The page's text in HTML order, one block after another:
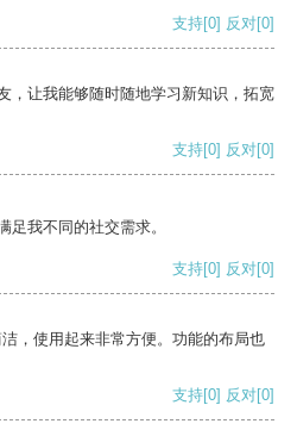
支持[0] 反对[0]
，让我能够随时随地学习新知识，拓宽
支持[0] 反对[0]
足我不同的社交需求。
支持[0] 反对[0]
，使用起来非常方便。功能的布局也
支持[0] 反对[0]